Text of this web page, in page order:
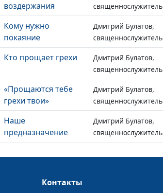
воздержания
священнослужитель
Кому нужно
покаяние
Дмитрий Булатов,
священнослужитель
Кто прощает грехи
Дмитрий Булатов,
священнослужитель
«Прощаются тебе
грехи твои»
Дмитрий Булатов,
священнослужитель
Наше
предназначение
Дмитрий Булатов,
священнослужитель
Кто близок ко Христу
Исцеление иКонтакты